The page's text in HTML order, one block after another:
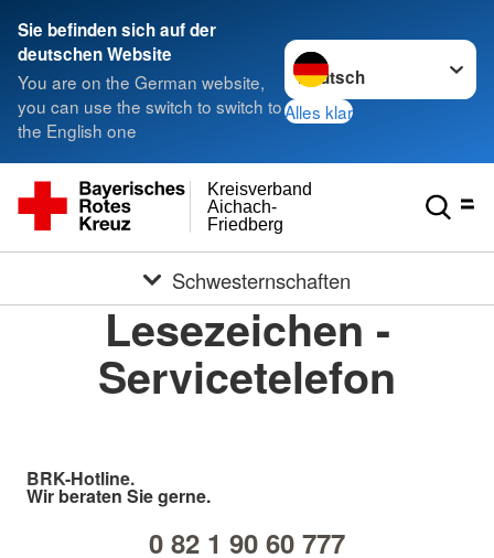
Sie befinden sich auf der
deutschen Website
You are on the German website,
you can use the switch to switch to
the English one
Sprache wechseln zu
Alles klar
Friedberg
Aichach-
Kreisverband
Schwesternschaften
Lesezeichen -
Servicetelefon
BRK-Hotline.
Wir beraten Sie gerne.
0 82 1 90 60 777